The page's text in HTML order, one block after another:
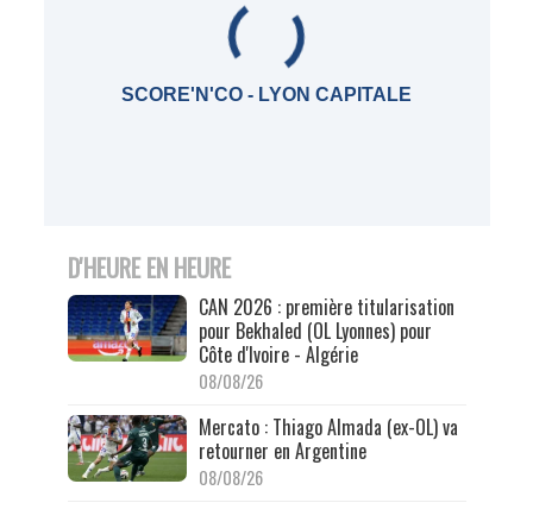
SCORE'N'CO - LYON CAPITALE
D'HEURE EN HEURE
CAN 2026 : première titularisation
pour Bekhaled (OL Lyonnes) pour
Côte d'Ivoire - Algérie
08/08/26
Mercato : Thiago Almada (ex-OL) va
retourner en Argentine
08/08/26